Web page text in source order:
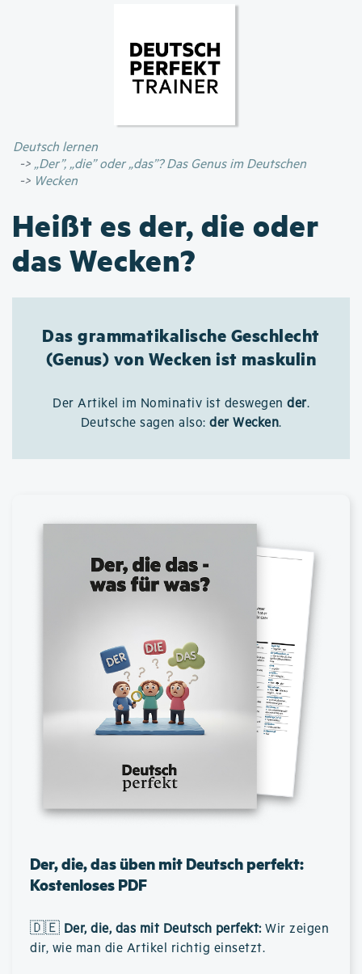
Inhalt
Deutsch lernen
„Der”, „die” oder „das”? Das Genus im Deutschen
Wecken
Heißt es der, die oder
das Wecken?
Das grammatikalische Geschlecht
(Genus) von Wecken ist maskulin
Der Artikel im Nominativ ist deswegen der.
Deutsche sagen also: der Wecken.
Der, die, das üben mit Deutsch perfekt:
Kostenloses PDF
🇩🇪 Der, die, das mit Deutsch perfekt: Wir zeigen
dir, wie man die Artikel richtig einsetzt.